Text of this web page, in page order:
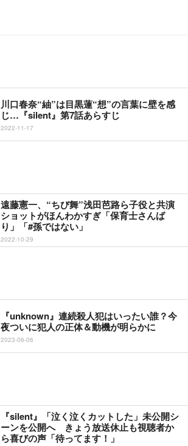
川口春奈“紬”は目黒蓮“想”の言葉に壁を感
じ…『silent』第7話あらすじ
2022-11-17
遠藤憲一、“ちび舞”浅田芭路ら子役と共演
ショットがほんわかすぎ「保育士さんば
り」「#孫ではない」
2022-10-29
『unknown』連続殺人犯はいったい誰？今
夜ついに犯人の正体＆動機が明らかに
2023-06-06
『silent』「泣く泣くカットした」未公開シ
ーンを公開へ きょう放送休止も視聴者か
ら喜びの声「待ってます！」